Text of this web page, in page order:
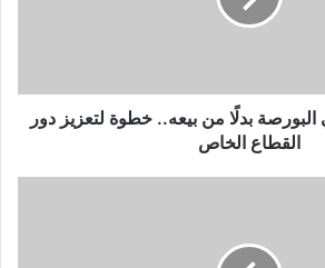
بدلًا من بيعه.. خطوة لتعزيز دور
القطاع الخاص